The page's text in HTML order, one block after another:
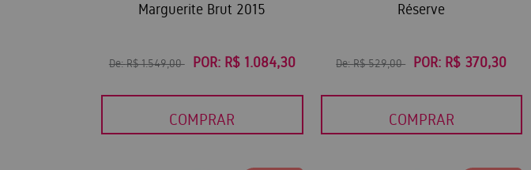
Marguerite Brut 2015
De:R$ 1.549,00 POR: R$ 1.084,30
COMPRAR
Réserve
De:R$ 529,00 POR: R$ 370,30
COMPRAR